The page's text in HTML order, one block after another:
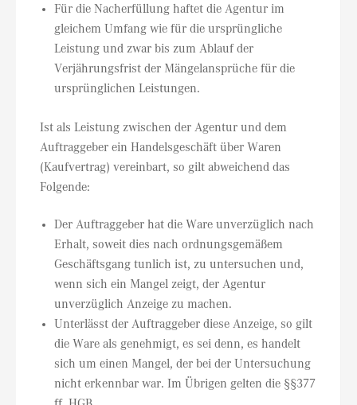
Für die Nacherfüllung haftet die Agentur im
gleichem Umfang wie für die ursprüngliche
Leistung und zwar bis zum Ablauf der
Verjährungsfrist der Mängelansprüche für die
ursprünglichen Leistungen.
Ist als Leistung zwischen der Agentur und dem
Auftraggeber ein Handelsgeschäft über Waren
(Kaufvertrag) vereinbart, so gilt abweichend das
Folgende:
Der Auftraggeber hat die Ware unverzüglich nach
Erhalt, soweit dies nach ordnungsgemäßem
Geschäftsgang tunlich ist, zu untersuchen und,
wenn sich ein Mangel zeigt, der Agentur
unverzüglich Anzeige zu machen.
Unterlässt der Auftraggeber diese Anzeige, so gilt
die Ware als genehmigt, es sei denn, es handelt
sich um einen Mangel, der bei der Untersuchung
nicht erkennbar war. Im Übrigen gelten die §§377